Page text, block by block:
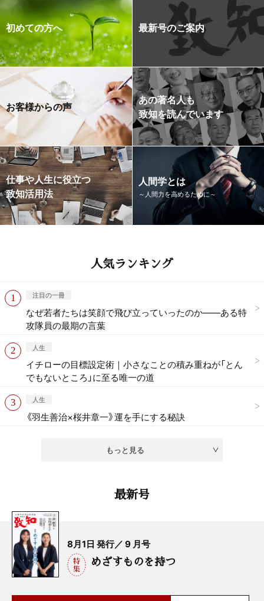
初めての方へ 最新号のご案内
お客様からの声
あの著名人も
致知を読んでいます
仕事や人生に役立つ
致知活用法
人間学とは
～人間力を高めるために～
人気ランキング
もっと見る
注目の一冊
なぜ若者たちは笑顔で飛び立っていったのか——ある特
攻隊員の最期の言葉
人生
イチローの目標設定術｜小さなことの積み重ねが「とん
でもないところ」に至る唯一の道
人生
《羽生善治×桜井章一》運を手にする秘訣
最新号
8月1日 発行／ 9 月号
めざすものを持つ